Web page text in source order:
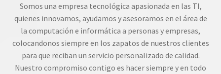
Somos una empresa tecnológica apasionada en las TI,
quienes innovamos, ayudamos y asesoramos en el área de
la computación e informática a personas y empresas,
colocandonos siempre en los zapatos de nuestros clientes
para que reciban un servicio personalizado de calidad.
Nuestro compromiso contigo es hacer siempre y en todo